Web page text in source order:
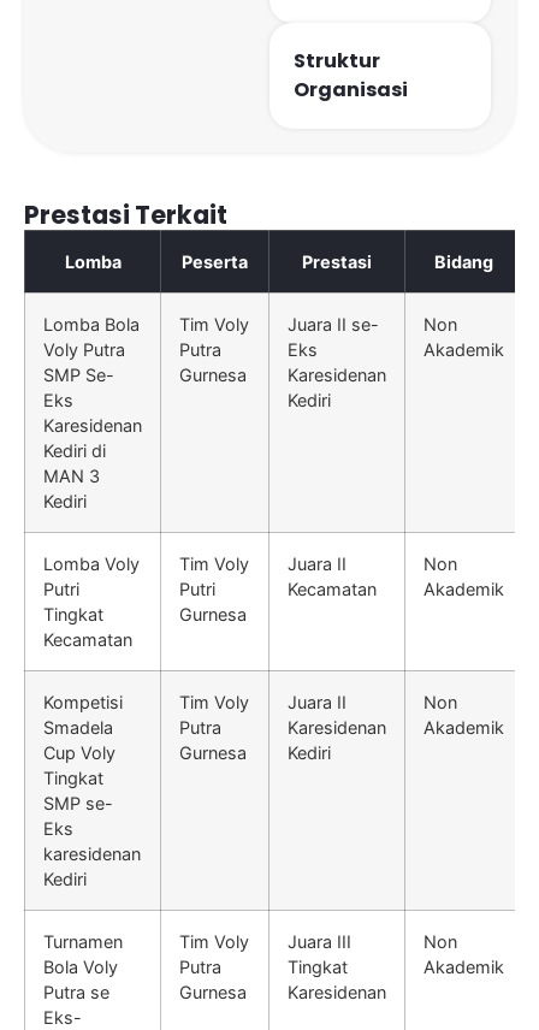
Struktur
Organisasi
Prestasi Terkait
Lomba Peserta Prestasi Bidang
Lomba Bola
Voly Putra
SMP Se-
Eks
Karesidenan
Kediri di
MAN 3
Kediri
Tim Voly
Putra
Gurnesa
Juara II se-
Eks
Karesidenan
Kediri
Non
Akademik
Lomba Voly
Putri
Tingkat
Kecamatan
Tim Voly
Putri
Gurnesa
Juara II
Kecamatan
Non
Akademik
Kompetisi
Smadela
Cup Voly
Tingkat
SMP se-
Eks
karesidenan
Kediri
Tim Voly
Putra
Gurnesa
Juara II
Karesidenan
Kediri
Non
Akademik
Turnamen
Bola Voly
Putra se
Eks-
Tim Voly
Putra
Gurnesa
Juara III
Tingkat
Karesidenan
Non
Akademik